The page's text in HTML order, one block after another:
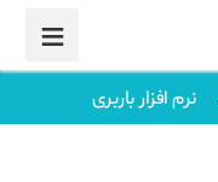
نرم افزار باربری